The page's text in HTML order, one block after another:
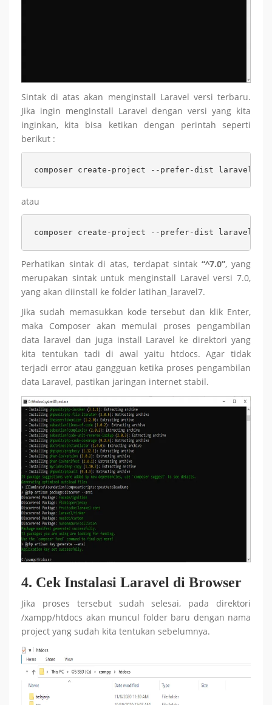
Sintak di atas akan menginstall Laravel versi terbaru.
Jika ingin menginstall Laravel dengan versi yang kita
inginkan, kita bisa ketikan dengan perintah seperti
berikut :
composer create-project --prefer-dist laravel/
atau
composer create-project --prefer-dist laravel/
Perhatikan sintak di atas, terdapat sintak “^7.0”, yang
merupakan sintak untuk menginstall Laravel versi 7.0,
yang akan diinstall ke folder latihan_laravel7.
Jika sudah memasukkan kode tersebut dan klik Enter,
maka Composer akan memulai proses pengambilan
data laravel dan juga install Laravel ke direktori yang
kita tentukan tadi di awal yaitu htdocs. Agar tidak
terjadi error atau gangguan ketika proses pengambilan
data Laravel, pastikan jaringan internet stabil.
4. Cek Instalasi Laravel di Browser
Jika proses tersebut sudah selesai, pada direktori
/xampp/htdocs akan muncul folder baru dengan nama
project yang sudah kita tentukan sebelumnya.